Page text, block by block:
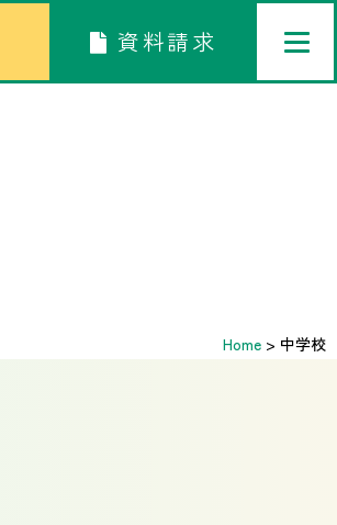
資料請求
Home > 中学校